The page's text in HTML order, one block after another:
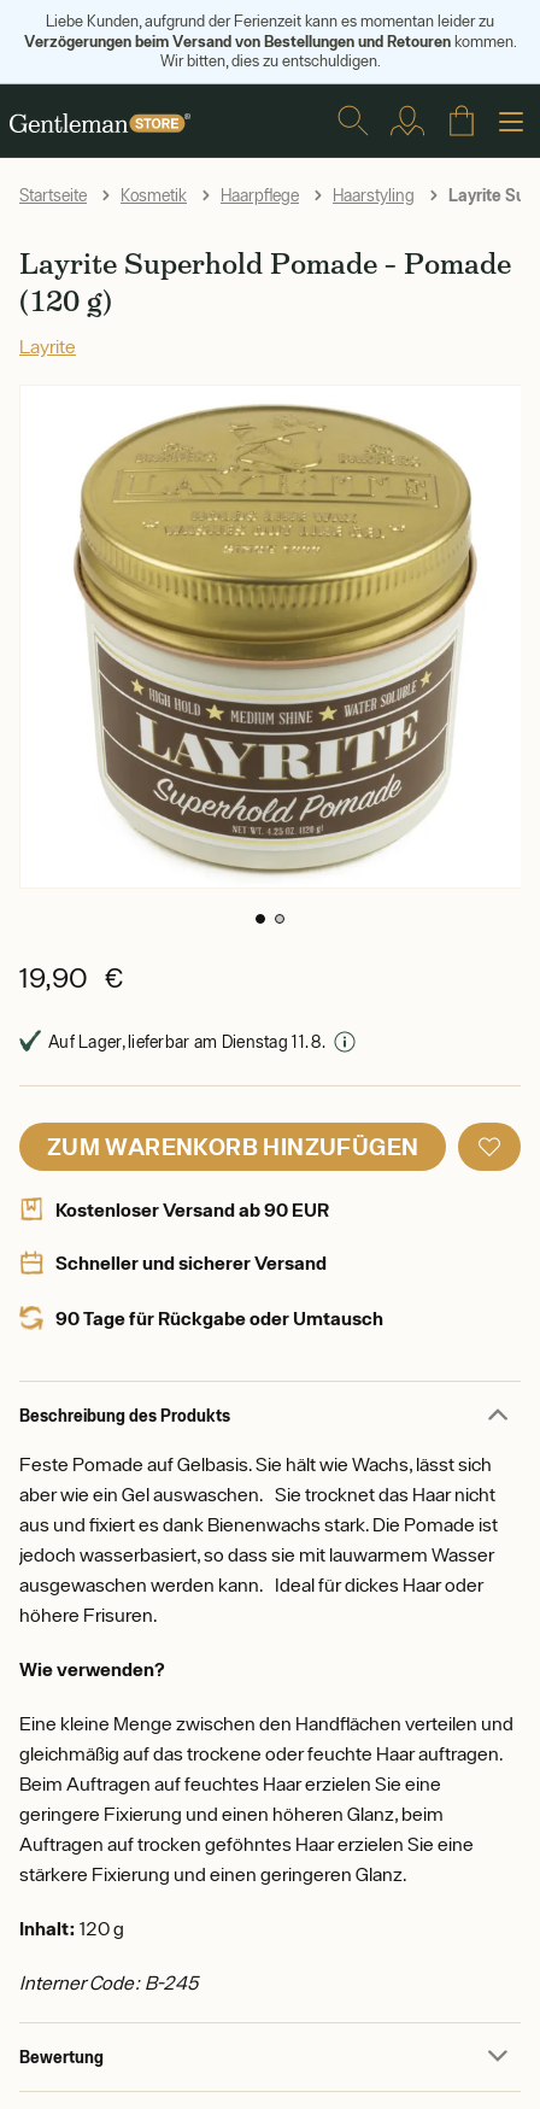
Liebe Kunden, aufgrund der Ferienzeit kann es momentan leider zu
Verzögerungen beim Versand von Bestellungen und Retourenkommen.
Wir bitten, dies zu entschuldigen.
Startseite Kosmetik Haarpflege Haarstyling Layrite
Layrite Superhold Pomade – Pomade
(120 g)
Layrite
19,90 €
Auf Lager, lieferbar am Dienstag 11. 8.
ZUM WARENKORB HINZUFÜGEN
Kostenloser Versand ab 90 EUR
Schneller und sicherer Versand
90 Tage für Rückgabe oder Umtausch
Beschreibung des Produkts
Feste Pomade auf Gelbasis. Sie hält wie Wachs, lässt sich
aber wie ein Gel auswaschen. Sie trocknet das Haar nicht
aus und fixiert es dank Bienenwachs stark. Die Pomade ist
jedoch wasserbasiert, so dass sie mit lauwarmem Wasser
ausgewaschen werden kann. Ideal für dickes Haar oder
höhere Frisuren.
Wie verwenden?
Eine kleine Menge zwischen den Handflächen verteilen und
gleichmäßig auf das trockene oder feuchte Haar auftragen.
Beim Auftragen auf feuchtes Haar erzielen Sie eine
geringere Fixierung und einen höheren Glanz, beim
Auftragen auf trocken geföhntes Haar erzielen Sie eine
stärkere Fixierung und einen geringeren Glanz.
Inhalt: 120 g
Interner Code: B-245
Bewertung